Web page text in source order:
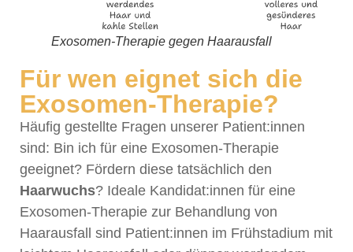
Exosomen-Therapie gegen Haarausfall
Für wen eignet sich die
Exosomen-Therapie?
Häufig gestellte Fragen unserer Patient:innen
sind: Bin ich für eine Exosomen-Therapie
geeignet? Fördern diese tatsächlich den
Haarwuchs? Ideale Kandidat:innen für eine
Exosomen-Therapie zur Behandlung von
Haarausfall sind Patient:innen im Frühstadium mit